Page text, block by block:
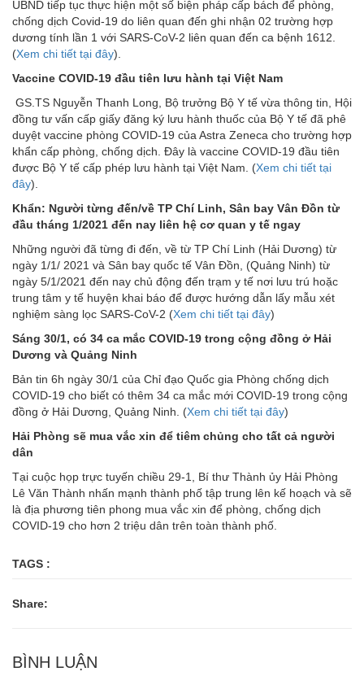
UBND tiếp tục thực hiện một số biện pháp cấp bách để phòng,
chống dịch Covid-19 do liên quan đến ghi nhận 02 trường hợp
dương tính lần 1 với SARS-CoV-2 liên quan đến ca bệnh 1612.
(Xem chi tiết tại đây).
Vaccine COVID-19 đầu tiên lưu hành tại Việt Nam
GS.TS Nguyễn Thanh Long, Bộ trưởng Bộ Y tế vừa thông tin, Hội
đồng tư vấn cấp giấy đăng ký lưu hành thuốc của Bộ Y tế đã phê
duyệt vaccine phòng COVID-19 của Astra Zeneca cho trường hợp
khẩn cấp phòng, chống dịch. Đây là vaccine COVID-19 đầu tiên
được Bộ Y tế cấp phép lưu hành tại Việt Nam. (Xem chi tiết tại
đây).
Khẩn: Người từng đến/về TP Chí Linh, Sân bay Vân Đồn từ
đầu tháng 1/2021 đến nay liên hệ cơ quan y tế ngay
Những người đã từng đi đến, về từ TP Chí Linh (Hải Dương) từ
ngày 1/1/ 2021 và Sân bay quốc tế Vân Đồn, (Quảng Ninh) từ
ngày 5/1/2021 đến nay chủ động đến trạm y tế nơi lưu trú hoặc
trung tâm y tế huyện khai báo để được hướng dẫn lấy mẫu xét
nghiệm sàng lọc SARS-CoV-2 (Xem chi tiết tại đây)
Sáng 30/1, có 34 ca mắc COVID-19 trong cộng đồng ở Hải
Dương và Quảng Ninh
Bản tin 6h ngày 30/1 của Chỉ đạo Quốc gia Phòng chống dịch
COVID-19 cho biết có thêm 34 ca mắc mới COVID-19 trong cộng
đồng ở Hải Dương, Quảng Ninh. (Xem chi tiết tại đây)
Hải Phòng sẽ mua vắc xin để tiêm chủng cho tất cả người
dân
Tại cuộc họp trực tuyến chiều 29-1, Bí thư Thành ủy Hải Phòng
Lê Văn Thành nhấn mạnh thành phố tập trung lên kế hoạch và sẽ
là địa phương tiên phong mua vắc xin để phòng, chống dịch
COVID-19 cho hơn 2 triệu dân trên toàn thành phố.
TAGS :
Share:
BÌNH LUẬN